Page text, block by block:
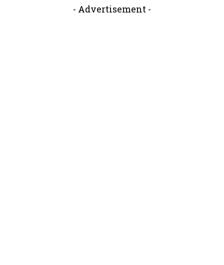
- Advertisement -